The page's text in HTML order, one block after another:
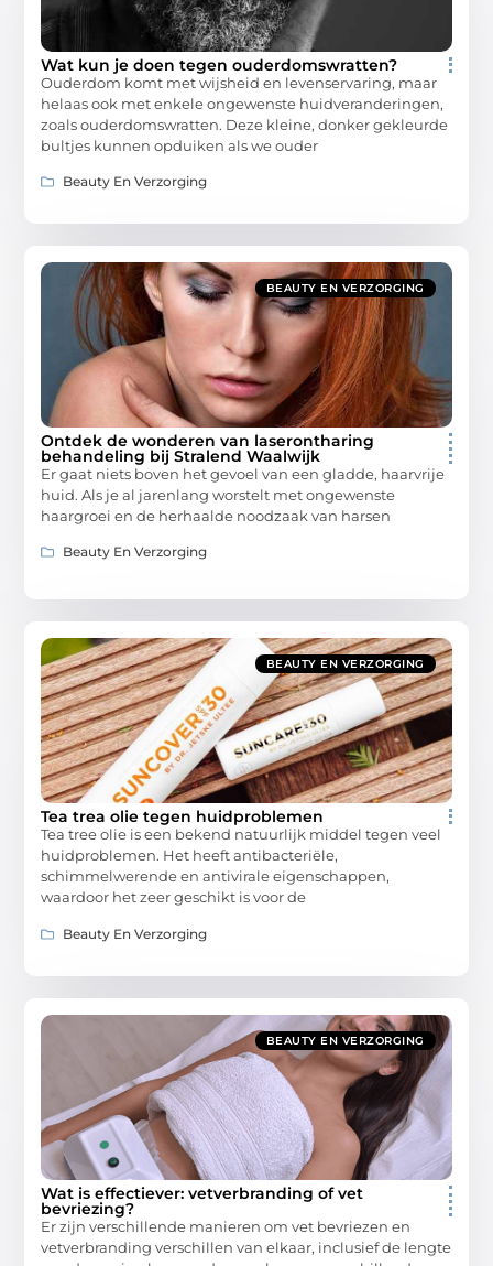
Wat kun je doen tegen ouderdomswratten?
Ouderdom komt met wijsheid en levenservaring, maar
helaas ook met enkele ongewenste huidveranderingen,
zoals ouderdomswratten. Deze kleine, donker gekleurde
bultjes kunnen opduiken als we ouder
Beauty En Verzorging
BEAUTY EN VERZORGING
Ontdek de wonderen van laserontharing
behandeling bij Stralend Waalwijk
Er gaat niets boven het gevoel van een gladde, haarvrije
huid. Als je al jarenlang worstelt met ongewenste
haargroei en de herhaalde noodzaak van harsen
Beauty En Verzorging
BEAUTY EN VERZORGING
Tea trea olie tegen huidproblemen
Tea tree olie is een bekend natuurlijk middel tegen veel
huidproblemen. Het heeft antibacteriële,
schimmelwerende en antivirale eigenschappen,
waardoor het zeer geschikt is voor de
Beauty En Verzorging
BEAUTY EN VERZORGING
Wat is effectiever: vetverbranding of vet
bevriezing?
Er zijn verschillende manieren om vet bevriezen en
vetverbranding verschillen van elkaar, inclusief de lengte